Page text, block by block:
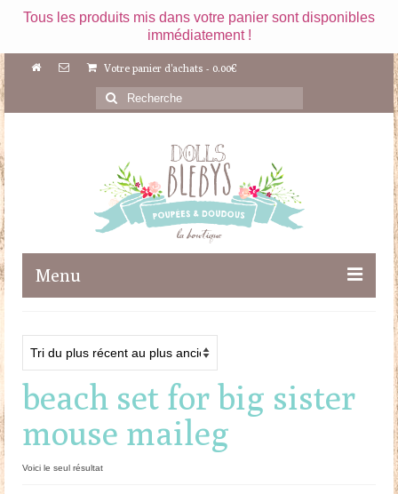
Tous les produits mis dans votre panier sont disponibles
immédiatement !
Votre panier d'achats - 0.00€
Rechercher
:
Menu
Maileg
Poupées
Doudous
Mobilier & Accessoires
beach set for big sister
mouse maileg
Voici le seul résultat